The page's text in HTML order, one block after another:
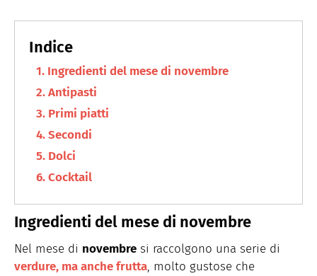
Ingredienti del mese di novembre
Antipasti
Primi piatti
Secondi
Dolci
Cocktail
Ingredienti del mese di novembre
Nel mese di novembre si raccolgono una serie di
verdure, ma anche frutta, molto gustose che